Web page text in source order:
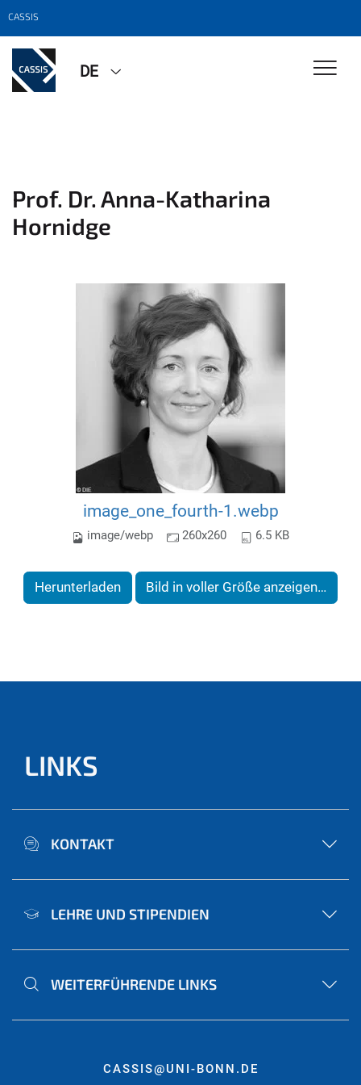
CASSIS
DE
Prof. Dr. Anna-Katharina
Hornidge
image_one_fourth-1.webp
image/webp 260x260 6.5 KB
Herunterladen Bild in voller Größe anzeigen…
LINKS
KONTAKT
LEHRE UND STIPENDIEN
WEITERFÜHRENDE LINKS
CASSIS@UNI-BONN.DE